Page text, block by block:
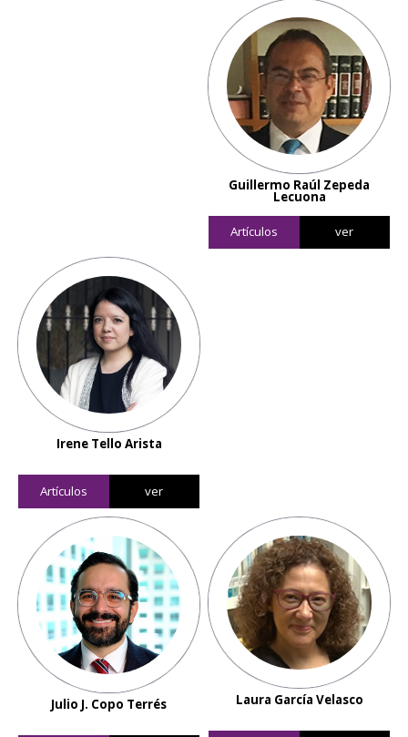
Guillermo Raúl Zepeda
Lecuona
Artículos ver
Irene Tello Arista
Artículos ver
Julio J. Copo Terrés Laura García Velasco